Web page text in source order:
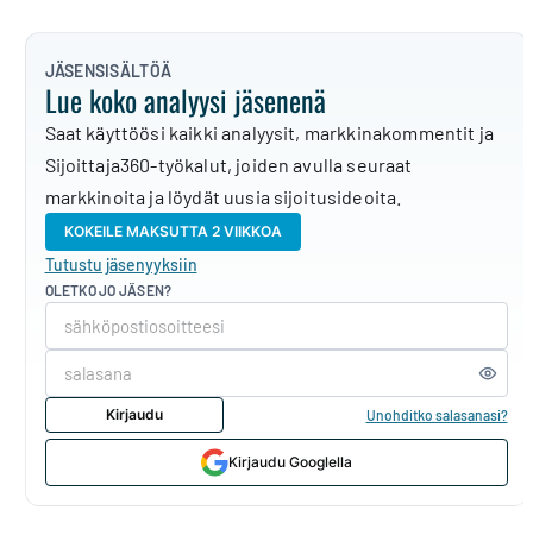
JÄSENSISÄLTÖÄ
Lue koko analyysi jäsenenä
Saat käyttöösi kaikki analyysit, markkinakommentit ja
Sijoittaja360-työkalut, joiden avulla seuraat
markkinoita ja löydät uusia sijoitusideoita.
KOKEILE MAKSUTTA 2 VIIKKOA
Tutustu jäsenyyksiin
OLETKO JO JÄSEN?
Kirjaudu Unohditko salasanasi?
Kirjaudu Googlella